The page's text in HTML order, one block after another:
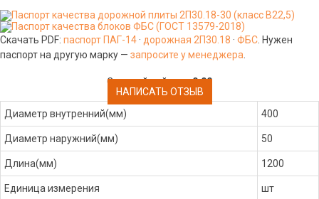
Скачать PDF: паспорт ПАГ-14 · дорожная 2П30.18 · ФБС . Нужен
паспорт на другую марку — запросите у менеджера
Средний рейтинг:0.00
НАПИСАТЬ ОТЗЫВ
Диаметр внутренний(мм)
400
Диаметр наружний(мм) 50
Длина(мм) 1200
Единица измерения шт